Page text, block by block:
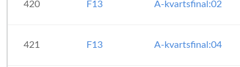
420 F13 A-kvartsfinal:02
421 F13 A-kvartsfinal:04